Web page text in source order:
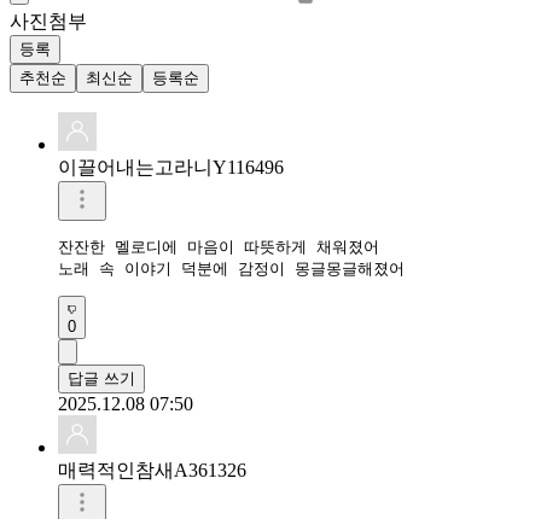
사진첨부
등록
추천순
최신순 등록순
이끌어내는고라니Y116496
잔잔한 멜로디에 마음이 따뜻하게 채워졌어
노래 속 이야기 덕분에 감정이 몽글몽글해졌어
0
답글 쓰기
2025.12.08 07:50
매력적인참새A361326